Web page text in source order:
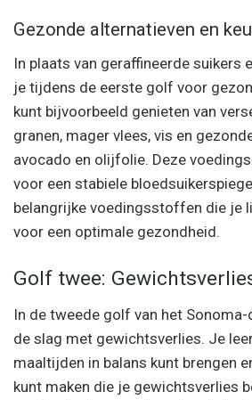
Gezonde alternatieven en
In plaats van geraffineerde suikers
je tijdens de eerste golf voor
kunt bijvoorbeeld genieten van
granen, mager vlees, vis en
avocado en olijfolie. Deze
voor een stabiele
belangrijke voedingsstoffen die je
voor een optimale gezondheid.
Golf twee:
In de tweede golf van het
de slag met gewichtsverlies. Je
maaltijden in balans kunt brengen
kunt maken die je gewichtsverlies